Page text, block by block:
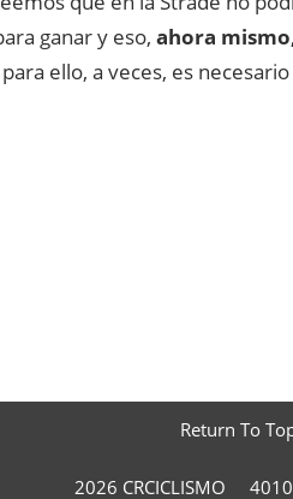
ganar y eso, ahora
ello, a veces, es
Return To
2026 CRCICLISMO